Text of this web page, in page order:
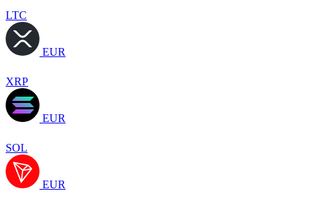
LTC
EUR
XRP
EUR
SOL
EUR